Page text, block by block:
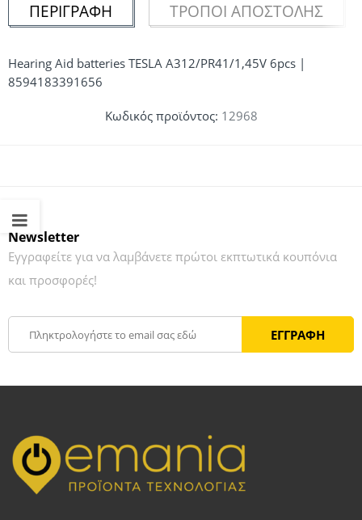
ΠΕΡΙΓΡΑΦΉ ΤΡΌΠΟΙ ΑΠΟΣΤΟΛΉΣ
Hearing Aid batteries TESLA A312/PR41/1,45V 6pcs |
8594183391656
Κωδικός προϊόντος: 12968
Newsletter
Εγγραφείτε για να λαμβάνετε πρώτοι εκπτωτικά κουπόνια
και προσφορές!